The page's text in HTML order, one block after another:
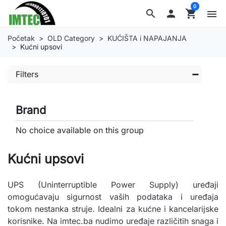
search  shopping_cart
0
menu
Početak OLD Category
KUĆIŠTA i NAPAJANJA
Kućni upsovi
Filters
Brand
No choice available on this group
Kućni upsovi
UPS (Uninterruptible Power Supply) uređaji
omogućavaju sigurnost vaših podataka i uređaja
tokom nestanka struje. Idealni za kućne i kancelarijske
korisnike. Na imtec.ba nudimo uređaje različitih snaga i